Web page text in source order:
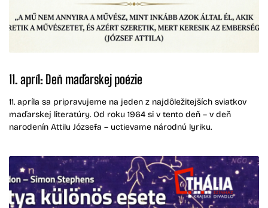
11. apríl: Deň maďarskej poézie
11. apríla sa pripravujeme na jeden z najdôležitejších sviatkov
maďarskej literatúry. Od roku 1964 si v tento deň – v deň
narodenín Attilu Józsefa – uctievame národnú lyriku.